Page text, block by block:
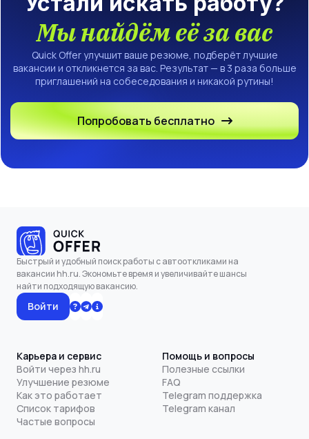
Мы найдём её за вас
Quick Offer улучшит ваше резюме, подберёт лучшие
вакансии и откликнется за вас. Результат — в 3 раза больше
приглашений на собеседования и никакой рутины!
Попробовать бесплатно
Быстрый и удобный поиск работы с автооткликами на
вакансии hh.ru. Экономьте время и увеличивайте шансы
найти подходящую вакансию.
Войти
Карьера и сервис
Войти через hh.ru
Улучшение резюме
Как это работает
Список тарифов
Частые вопросы
Помощь и вопросы
Полезные ссылки
FAQ
Telegram поддержка
Telegram канал